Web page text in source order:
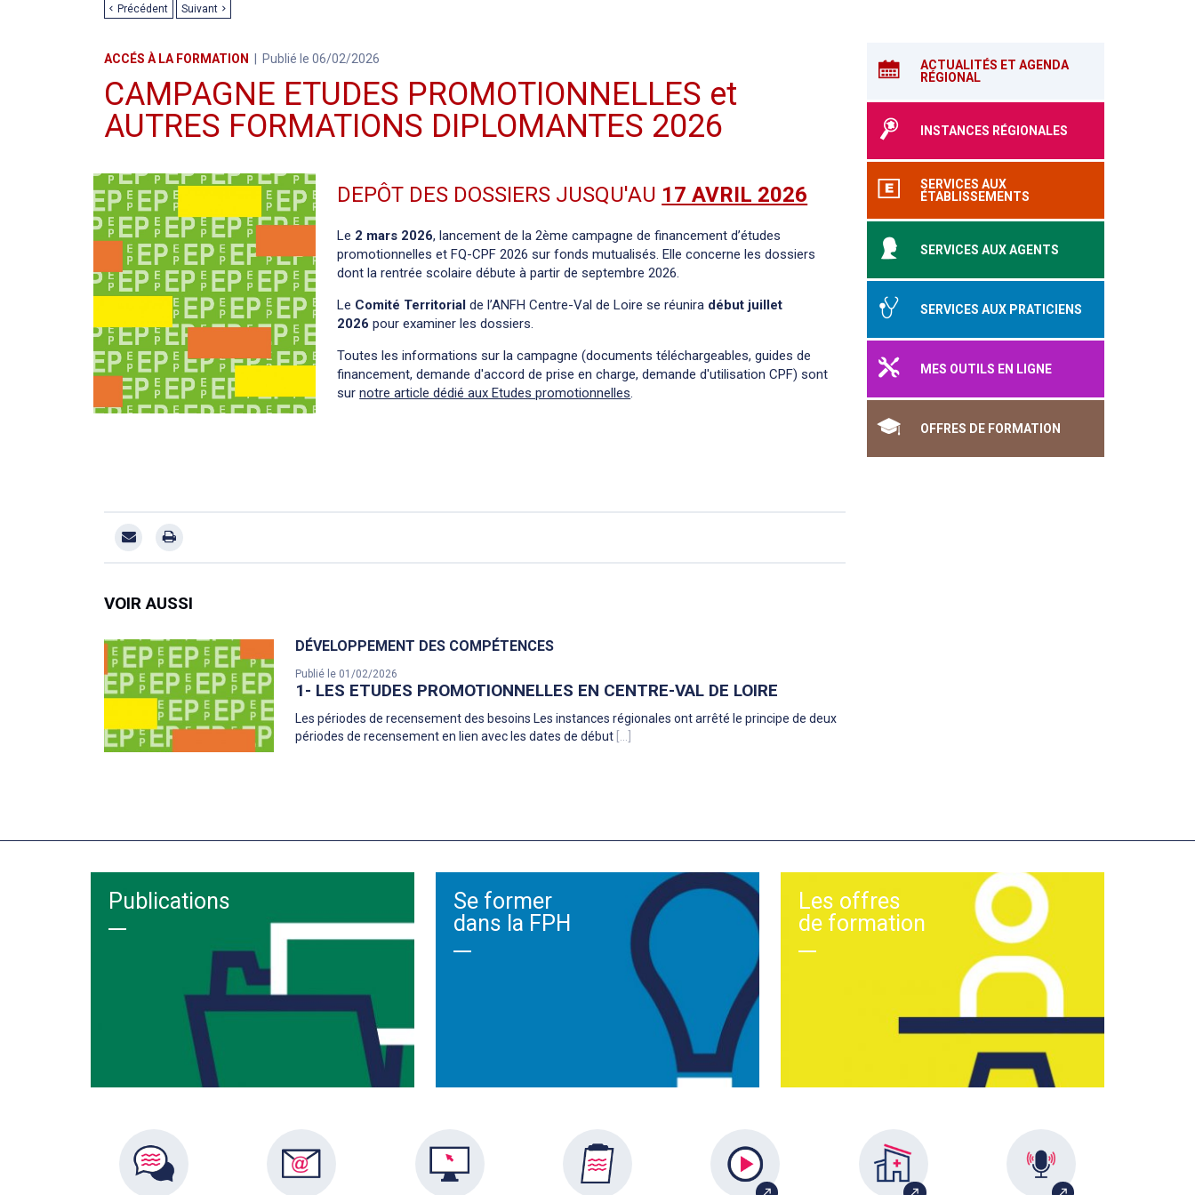
ACTUALITÉS ET AGENDA
RÉGIONAL
INSTANCES RÉGIONALES
SERVICES AUX
ÉTABLISSEMENTS
SERVICES AUX AGENTS
SERVICES AUX PRATICIENS
MES OUTILS EN LIGNE
OFFRES DE FORMATION
Précédent Suivant
ACCÉS À LA FORMATION Publié le 06/02/2026
CAMPAGNE ETUDES PROMOTIONNELLES et
AUTRES FORMATIONS DIPLOMANTES 2026
DEPÔT DES DOSSIERS JUSQU'AU 17 AVRIL 2026
Le 2 mars 2026, lancement de la 2ème campagne de financement d’études
promotionnelles et FQ-CPF 2026 sur fonds mutualisés. Elle concerne les dossiers
dont la rentrée scolaire débute à partir de septembre 2026.
Le Comité Territorial de l’ANFH Centre-Val de Loire se réunira début juillet
2026 pour examiner les dossiers.
Toutes les informations sur la campagne (documents téléchargeables, guides de
financement, demande d'accord de prise en charge, demande d'utilisation CPF) sont
surnotre article dédié aux Etudes promotionnelles.
VOIR AUSSI
DÉVELOPPEMENT DES COMPÉTENCES
Publié le 01/02/2026
1- LES ETUDES PROMOTIONNELLES EN CENTRE-VAL DE LOIRE
Les périodes de recensement des besoins Les instances régionales ont arrêté le principe de deux
périodes de recensement en lien avec les dates de début
Publications
Se former
dans la FPH
Les offres
de formation